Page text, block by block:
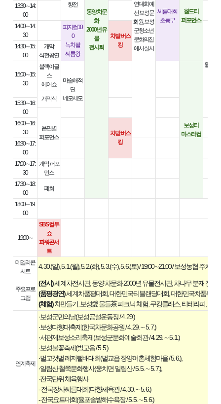
동양 차문
화
2000년 유
물
전시회
연대회 예
선 보성문
화원, 보성
군청소년
문화의집
에서 실시
향전
씨름대회
초등부
월드티
퍼포먼스
13:30 ∼14:
00
14:00 ∼14:
30
피지컬10
0
녹차팔
씨름왕
차밭 버스
킹
월드 티
14:30 ∼15:
00
개막
식전공연
15:00 ∼15:
30
블랙이글
스
에어쇼
마술해적
단
네모세모
보성티
마스터컵
개막식
15:30 ∼16:
00
읍면별
퍼포먼스
16:00 ∼16:
30
차밭 버스
킹
16:30 ∼17:
00
17:00 ∼17:
30
개막 퍼포
먼스
17:30 ∼18:
00
폐회
18:00 ∼19:
00
19:00 ∼
SBS 컬투
쇼
파워콘서
트
데일리콘
서트
4. 30.(일), 5. 1.(월), 5. 2.(화), 5. 3.(수), 5. 6.(토) / 19:00∼21:00 / 보성농협 주차장
주요프로
그램
(전시)세계차전시관, 동양 차문화 2000년 유물전시관, 차나무 분재 전시
(품평경연)세계차품평대회, 대한민국티블랜딩대회, 대한민국차품평대
(체험)차만들기, 보성愛 물들茶 피크닉 체험, 쿠킹클래스, 티테라피, 그
연계축제
·보성군민의날(보성공설운동장 / 4. 29.)
·보성다향대축제(한국차문화공원 / 4. 29. ∼ 5. 7.)
·서편제보성소리축제(보성군문화예술회관 / 4. 29. ∼ 5. 1.)
·보성불꽃축제(벌교읍 / 5. 5.)
·벌교갯벌 레저뻘배대회(벌교읍 장양어촌체험마을 / 5. 6.),
·일림산 철쭉문화행사(웅치면 일림산 / 5. 5. ∼ 5. 7.),
·전국단위 체육행사
- 전국장사씨름대회(다향체육관 / 4. 30. ∼ 5. 6.)
- 전국요트대회(율포솔밭해수욕장 / 5. 5. ∼ 5. 6.)